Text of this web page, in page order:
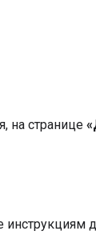
на странице
инструкциям